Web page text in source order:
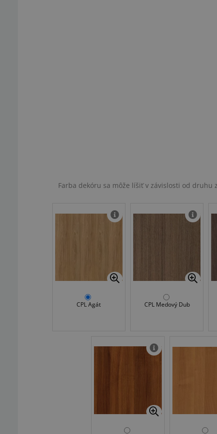
Farba dekóru sa môže líšiť v závislosti od
CPL Agát CPL Medový Dub